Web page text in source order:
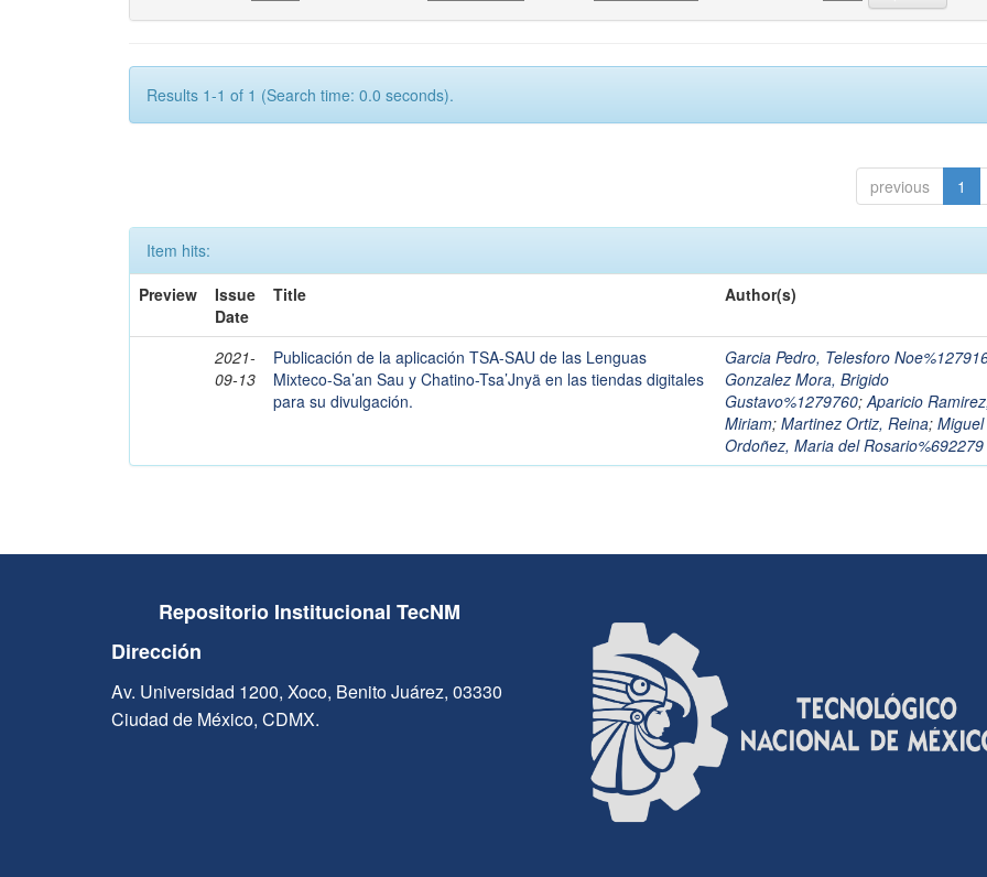
Results 1-1 of 1 (Search time: 0.0 seconds).
previous 1
Item hits:
Preview
Issue
Date
Title Author(s)
2021-
09-13
Publicación de la aplicación TSA-SAU de las Lenguas
Mixteco-Sa’an Sau y Chatino-Tsa’Jnyä en las tiendas digitales
para su divulgación.
Garcia Pedro, Telesforo
Gonzalez Mora, Brigido
Gustavo%1279760;Aparicio
Miriam; Martinez Ortiz, Reina; Miguel
Ordoñez, Maria del Rosario%692279
Repositorio Institucional TecNM
Dirección
Av. Universidad 1200, Xoco, Benito Juárez, 03330
Ciudad de México, CDMX.